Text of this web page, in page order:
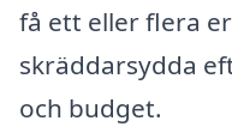
få ett eller flera
skräddarsydda
och budget.